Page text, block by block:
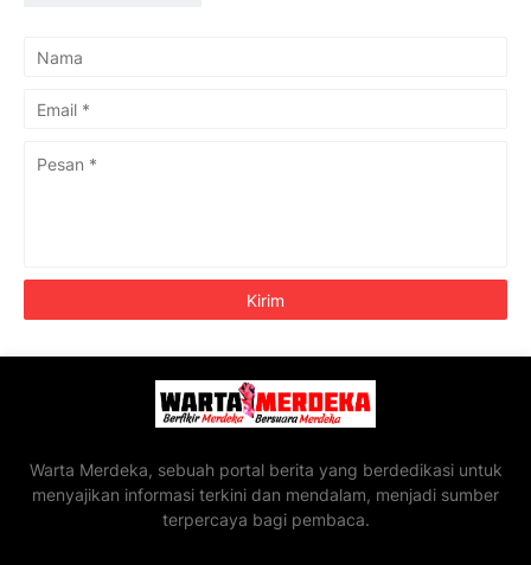
Warta Merdeka, sebuah portal berita yang berdedikasi untuk
menyajikan informasi terkini dan mendalam, menjadi sumber
terpercaya bagi pembaca.